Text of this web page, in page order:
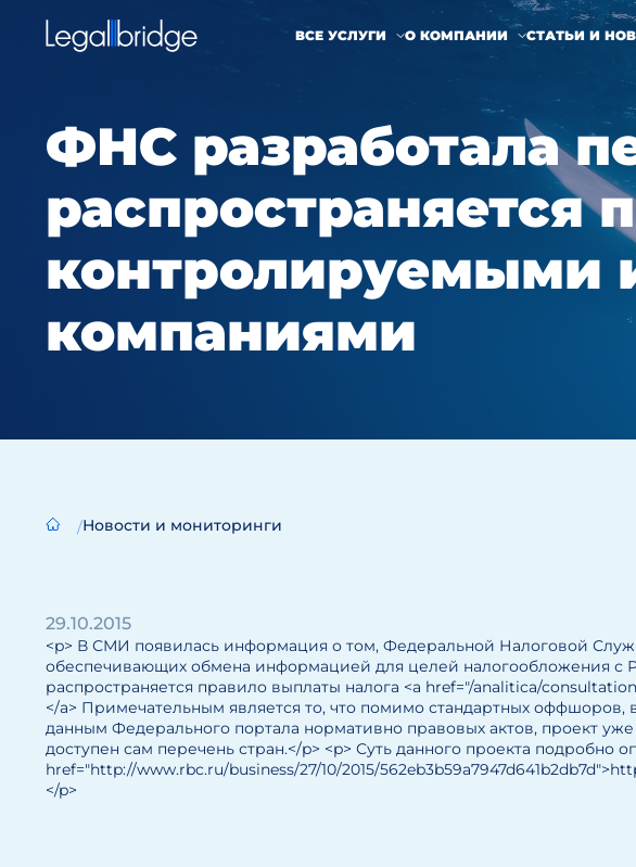
ВСЕ УСЛУГИ О КОМПАНИИ СТАТЬИ И
ФНС разработала
распространяется
контролируемыми
компаниями
Новости и мониторинги
29.10.2015
<p> В СМИ появилась информация о том, Федеральной Налоговой
обеспечивающих обмена информацией для целей налогообложения с
распространяется правило выплаты налога <a href="/analitica/
</a> Примечательным является то, что помимо стандартных
данным Федерального портала нормативно правовых актов, проект
доступен сам перечень стран.</p> <p> Суть данного проекта подробно
href="http://www.rbc.ru/business/27/10/2015/
</p>